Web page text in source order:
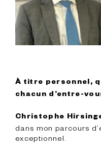
À titre personnel,
chacun d’entre-
Christophe
dans mon parcours
exceptionnel.